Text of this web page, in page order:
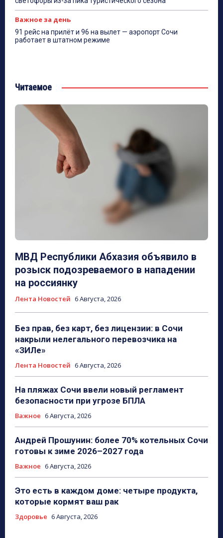
Важное за день
91 рейс на прилёт и 96 на вылет — аэропорт Сочи
работает в штатном режиме
Читаемое
МВД Республики Абхазия объявило в
розыск подозреваемого в нападении
на россиянку
Лента Новостей 6 Августа, 2026
Без прав, без карт, без лицензии: в Сочи
накрыли нелегального перевозчика на
«ЗИЛе»
Лента Новостей 6 Августа, 2026
На пляжах Сочи ввели новый регламент
безопасности при угрозе БПЛА
Важное 6 Августа, 2026
Андрей Прошунин: более 70% котельных Сочи
готовы к зиме 2026–2027 года
Важное 6 Августа, 2026
Это есть в каждом доме: четыре продукта,
которые кормят ваш рак
Здоровье 6 Августа, 2026